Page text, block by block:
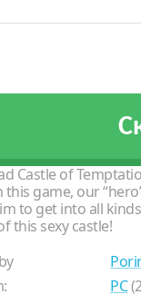
Castle of
this game, our
to get into all
this sexy castle!
PC